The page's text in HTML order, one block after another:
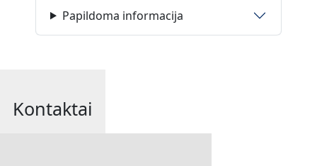
Papildoma informacija
Kontaktai